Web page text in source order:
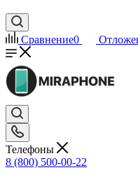
Сравнение0
Телефоны
8 (800) 500-00-22